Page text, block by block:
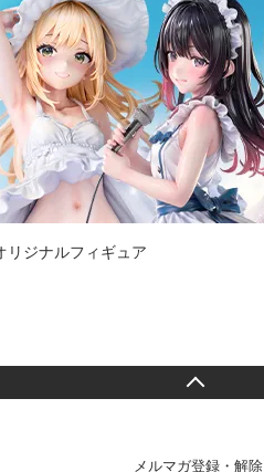
リジナルフィギュア
メルマガ登録・解除